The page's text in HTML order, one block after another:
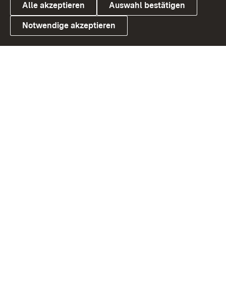
Link zum Landesportal
Alle akzeptieren Auswahl bestätigen
Notwendige akzeptieren